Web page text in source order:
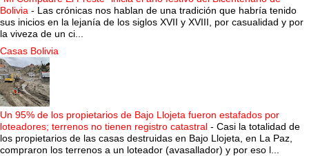
Bolivia - Las crónicas nos hablan de una tradición que habría tenido
sus inicios en la lejanía de los siglos XVII y XVIII, por casualidad y por
la viveza de un ci...
Casas Bolivia
Un 95% de los propietarios de Bajo Llojeta fueron estafados por
loteadores; terrenos no tienen registro catastral - Casi la totalidad de
los propietarios de las casas destruidas en Bajo Llojeta, en La Paz,
compraron los terrenos a un loteador (avasallador) y por eso l...